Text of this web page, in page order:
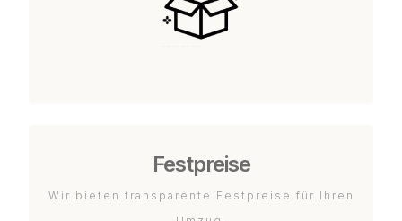
Festpreise
Wir bieten transparente Festpreise für Ihren